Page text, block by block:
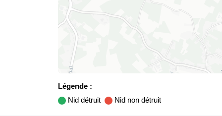
Légende :
Nid détruit
Nid non détruit